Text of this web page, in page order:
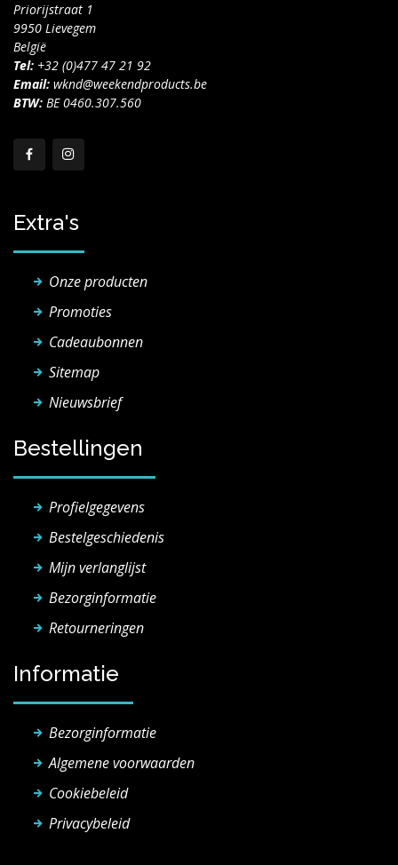
Priorijstraat 1
9950 Lievegem
België
Tel: +32 (0)477 47 21 92
Email: wknd@weekendproducts.be
BTW: BE 0460.307.560
Extra's
Onze producten
Promoties
Cadeaubonnen
Sitemap
Nieuwsbrief
Bestellingen
Profielgegevens
Bestelgeschiedenis
Mijn verlanglijst
Bezorginformatie
Retourneringen
Informatie
Bezorginformatie
Algemene voorwaarden
Cookiebeleid
Privacybeleid